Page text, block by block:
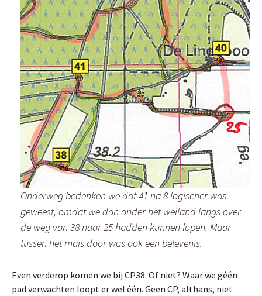
Onderweg bedenken we dat 41 na 8 logischer was
geweest, omdat we dan onder het weiland langs over
de weg van 38 naar 25 hadden kunnen lopen. Maar
tussen het mais door was ook een belevenis.
Even verderop komen we bij CP38. Of niet? Waar we géén
pad verwachten loopt er wel één. Geen CP, althans, niet